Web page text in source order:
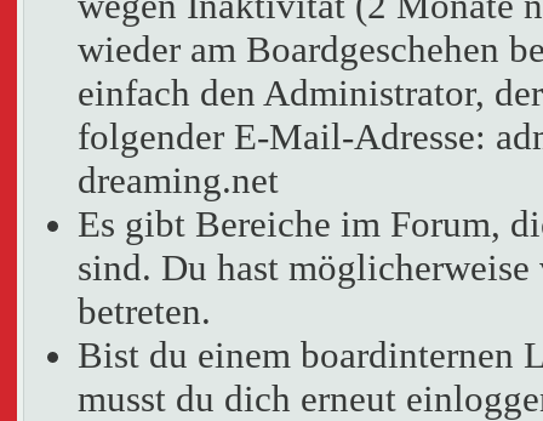
wieder am Boardgeschehen
einfach den Administrator,
folgender E-Mail-Adresse:
dreaming.net
Es gibt Bereiche im Forum,
sind. Du hast
betreten.
Bist du einem boardinternen
musst du dich erneut